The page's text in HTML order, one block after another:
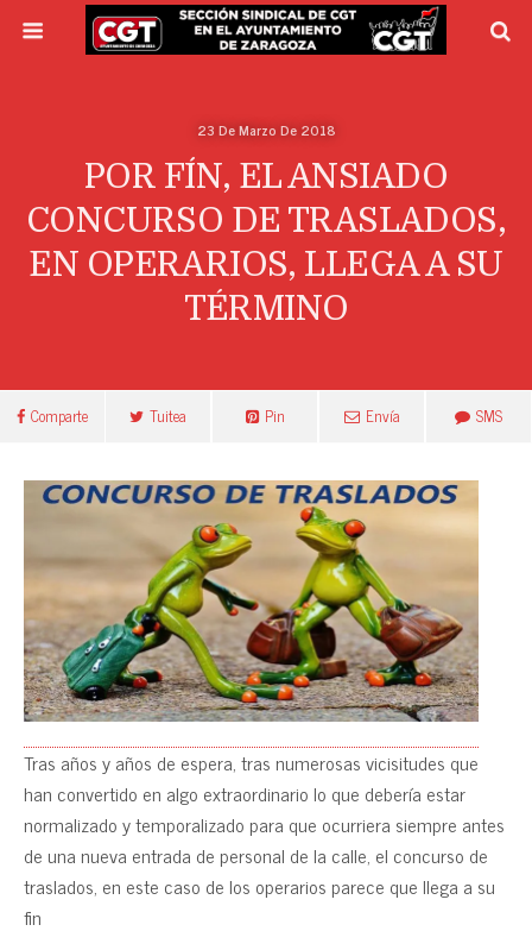
23 De Marzo De 2018
POR FÍN, EL ANSIADO
CONCURSO DE TRASLADOS,
EN OPERARIOS, LLEGA A SU
TÉRMINO
Comparte Tuitea Pin Envía SMS
Tras años y años de espera, tras numerosas vicisitudes que
han convertido en algo extraordinario lo que debería estar
normalizado y temporalizado para que ocurriera siempre antes
de una nueva entrada de personal de la calle, el concurso de
traslados, en este caso de los operarios parece que llega a su
fin